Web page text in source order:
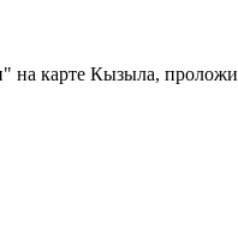
на карте Кызыла,